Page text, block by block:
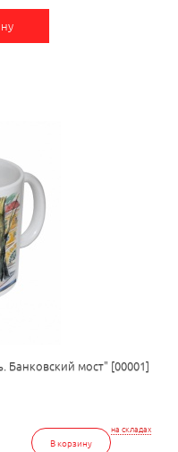
Банковский мост" [00001]
на складах
В корзину